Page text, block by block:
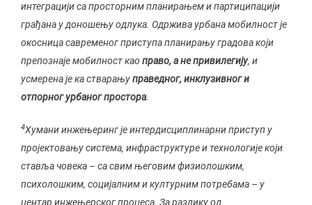
интеграцији са просторним планирањем и партиципацији
грађана у доношењу одлука. Одржива урбана мобилност је
окосница савременог приступа планирању градова који
препознаје мобилност као право, а не привилегију, и
усмерена је ка стварањуправедног, инклузивног и
отпорног урбаног простора.
4Хумани инжењеринг је интердисциплинарни приступ у
пројектовању система, инфраструктуре и технологије који
ставља човека – са свим његовим физиолошким,
психолошким, социјалним и културним потребама – у
центар инжењерског процеса. За разлику од